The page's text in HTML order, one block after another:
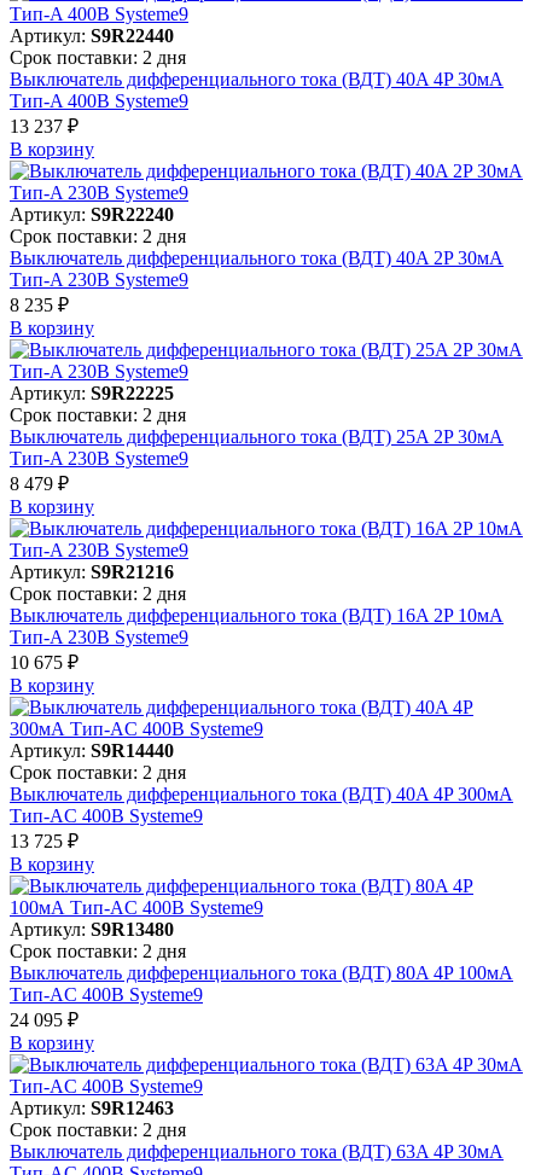
Артикул: S9R22440
Срок поставки: 2 дня
Выключатель дифференциального тока (ВДТ) 40A 4P 30мА
Тип-A 400В Systeme9
13 237 ₽
В корзинy
Артикул: S9R22240
Срок поставки: 2 дня
Выключатель дифференциального тока (ВДТ) 40A 2P 30мА
Тип-A 230В Systeme9
8 235 ₽
В корзинy
Артикул: S9R22225
Срок поставки: 2 дня
Выключатель дифференциального тока (ВДТ) 25A 2P 30мА
Тип-A 230В Systeme9
8 479 ₽
В корзинy
Артикул: S9R21216
Срок поставки: 2 дня
Выключатель дифференциального тока (ВДТ) 16A 2P 10мА
Тип-A 230В Systeme9
10 675 ₽
В корзинy
Артикул: S9R14440
Срок поставки: 2 дня
Выключатель дифференциального тока (ВДТ) 40A 4P 300мА
Тип-AC 400В Systeme9
13 725 ₽
В корзинy
Артикул: S9R13480
Срок поставки: 2 дня
Выключатель дифференциального тока (ВДТ) 80A 4P 100мА
Тип-AC 400В Systeme9
24 095 ₽
В корзинy
Артикул: S9R12463
Срок поставки: 2 дня
Выключатель дифференциального тока (ВДТ) 63A 4P 30мА